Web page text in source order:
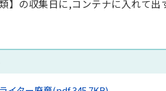
類】の収集日に,コンテナに入れて出